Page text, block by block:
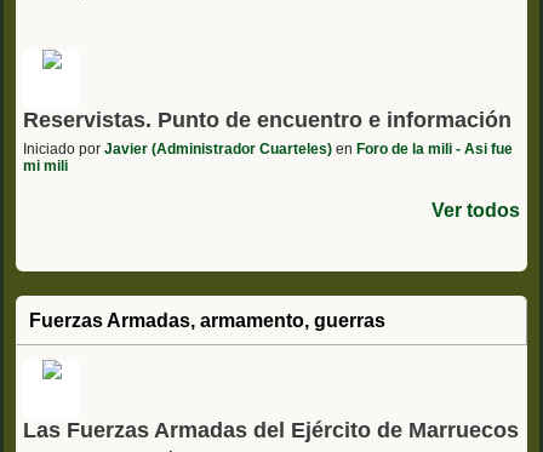
Reservistas. Punto de encuentro e información
Iniciado por Javier (Administrador Cuarteles) en Foro de la mili - Asi fue
mi mili
Ver todos
Fuerzas Armadas, armamento, guerras
Las Fuerzas Armadas del Ejército de Marruecos